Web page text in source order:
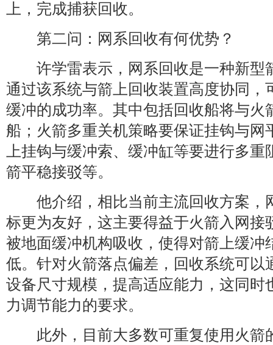
上，完成捕获回收。
第二问：网系回收有何优势？
许学雷表示，网系回收是一种新型
通过该系统与箭上回收装置高度协同，
缓冲的成功率。其中包括回收船将与火
船；火箭多重关机策略要保证挂钩与网
上挂钩与缓冲索、缓冲缸等要进行多
箭平稳接驳等。
他介绍，相比当前主流回收方案，
标更为友好，这主要得益于火箭入网接
被地面缓冲机构吸收，使得对箭上缓冲
低。针对火箭落点偏差，回收系统可以
设备尺寸规模，提高适应能力，这同时
力调节能力的要求。
此外，目前大多数可重复使用火箭